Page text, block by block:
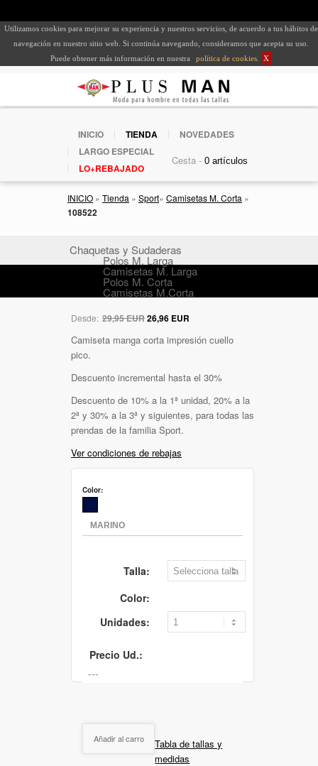
Utilizamos cookies para mejorar su experiencia y nuestros servicios, de acuerdo a tus hábitos de
navegación en nuestro sitio web. Si continúa navegando, consideramos que acepta su uso.
Puede obtener más información en nuestra
política de cookies X
INICIO TIENDA
NOVEDADES
LARGO ESPECIAL
LO+REBAJADO
Cesta -
INICIO » Tienda » Sport» Camisetas M. Corta »
108522
Chaquetas y Sudaderas
Polos M. Larga
Camisetas M. Larga
Polos M. Corta
Camisetas M.Corta
Desde: 29,95 EUR26,96 EUR
Camiseta manga corta impresión cuello
pico.
Descuento incremental hasta el 30%
Descuento de 10% a la 1ª unidad, 20% a la
2ª y 30% a la 3ª y siguientes, para todas las
prendas de la familia Sport.
Ver condiciones de rebajas
Color:
Talla:
Color:
Unidades:
Precio Ud.:
Añadir al carro
Tabla de tallas y
medidas